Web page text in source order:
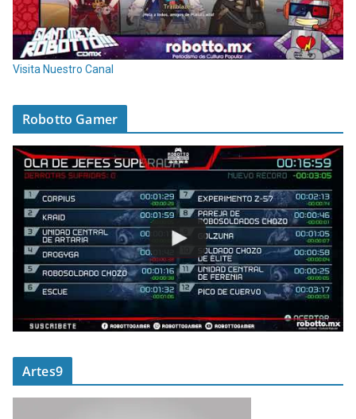
Visita Nuestro Canal
Robotto Gamer
Artes9